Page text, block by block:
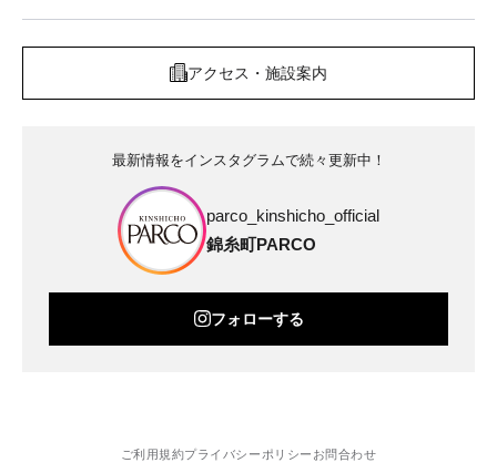
アクセス・施設案内
最新情報をインスタグラムで続々更新中！
parco_kinshicho_official
錦糸町PARCO
フォローする
ご利用規約プライバシーポリシー お問合わせ